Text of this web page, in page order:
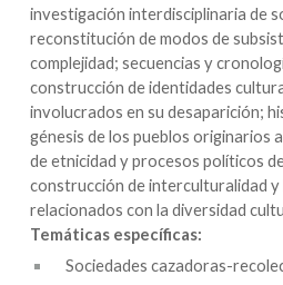
investigación interdisciplinaria de
reconstitución de modos de
complejidad; secuencias y
construcción de identidades
involucrados en su desaparición;
génesis de los pueblos originarios
de etnicidad y procesos políticos
construcción de interculturalidad
relacionados con la diversidad
Temáticas específicas:
Sociedades cazadoras-